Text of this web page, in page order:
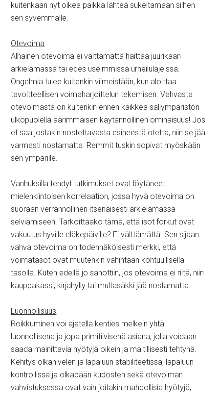
kuitenkaan nyt oikea paikka lähteä sukeltamaan siihen
sen syvemmälle.
Otevoima
Alhainen otevoima ei välttämättä haittaa juurikaan
arkielämässä tai edes useimmissa urheilulajeissa.
Ongelmia tulee kuitenkin viimeistään, kun aloittaa
tavoitteellisen voimaharjoittelun tekemisen. Vahvasta
otevoimasta on kuitenkin ennen kaikkea saliympäristön
ulkopuolella äärimmäisen käytännöllinen ominaisuus! Jos
et saa jostakin nostettavasta esineestä otetta, niin se jää
varmasti nostamatta. Remmit tuskin sopivat myöskään
sen ympärille.
Vanhuksilla tehdyt tutkimukset ovat löytäneet
mielenkiintoisen korrelaation, jossa hyvä otevoima on
suoraan verrannollinen itsenäisesti arkielämässä
selviämiseen. Tarkoittaako tämä, että isot forkut ovat
vakuutus hyville eläkepäiville? Ei välttämättä. Sen sijaan
vahva otevoima on todennäköisesti merkki, että
voimatasot ovat muutenkin vähintään kohtuullisella
tasolla. Kuten edellä jo sanottiin, jos otevoima ei riitä, niin
kauppakassi, kirjahylly tai multasäkki jää nostamatta.
Luonnollisuus
Roikkuminen voi ajatella kenties melkein yhtä
luonnollisena ja jopa primitiivisenä asiana, jolla voidaan
saada mainittavia hyötyjä oikein ja maltillisesti tehtynä.
Kehitys olkanivelen ja lapaluun stabiliteetissa, lapaluun
kontrollissa ja olkapään kudosten sekä otevoiman
vahvistuksessa ovat vain joitakin mahdollisia hyötyjä,